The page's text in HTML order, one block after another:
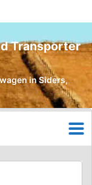
Transporter
in Siders,